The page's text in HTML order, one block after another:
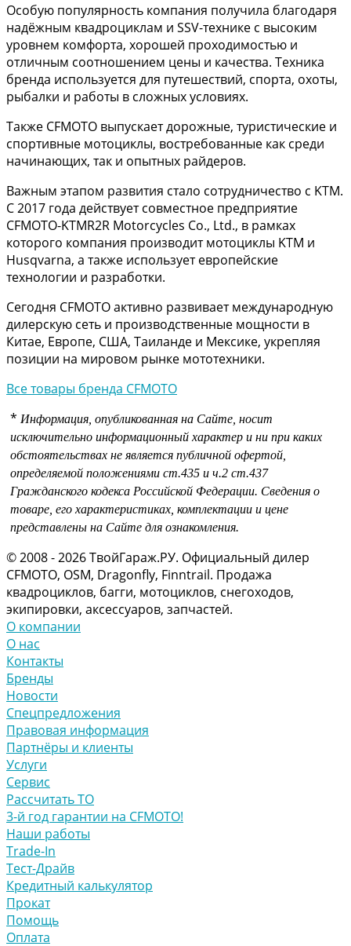
Особую популярность компания получила благодаря
надёжным квадроциклам и SSV-технике с высоким
уровнем комфорта, хорошей проходимостью и
отличным соотношением цены и качества. Техника
бренда используется для путешествий, спорта, охоты,
рыбалки и работы в сложных условиях.
Также CFMOTO выпускает дорожные, туристические и
спортивные мотоциклы, востребованные как среди
начинающих, так и опытных райдеров.
Важным этапом развития стало сотрудничество с KTM.
С 2017 года действует совместное предприятие
CFMOTO-KTMR2R Motorcycles Co., Ltd., в рамках
которого компания производит мотоциклы KTM и
Husqvarna, а также использует европейские
технологии и разработки.
Сегодня CFMOTO активно развивает международную
дилерскую сеть и производственные мощности в
Китае, Европе, США, Таиланде и Мексике, укрепляя
позиции на мировом рынке мототехники.
Все товары бренда CFMOTO
* Информация, опубликованная на Сайте, носит
исключительно информационный характер и ни при каких
обстоятельствах не является публичной офертой,
определяемой положениями ст.435 и ч.2 ст.437
Гражданского кодекса Российской Федерации. Сведения о
товаре, его характеристиках, комплектации и цене
представлены на Сайте для ознакомления.
© 2008 - 2026 ТвойГараж.РУ. Официальный дилер
CFMOTO, OSM, Dragonfly, Finntrail. Продажа
квадроциклов, багги, мотоциклов, снегоходов,
экипировки, аксессуаров, запчастей.
О компании
О нас
Контакты
Бренды
Новости
Спецпредложения
Правовая информация
Партнёры и клиенты
Услуги
Сервис
Рассчитать ТО
3-й год гарантии на CFMOTO!
Наши работы
Trade-In
Тест-Драйв
Кредитный калькулятор
Прокат
Помощь
Оплата